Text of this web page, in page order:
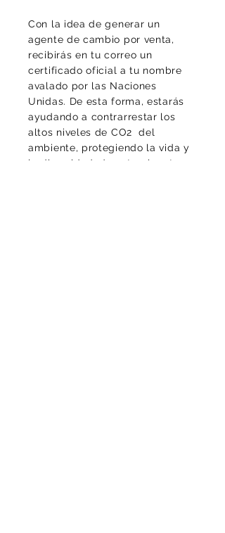
Con la idea de generar un
agente de cambio por venta,
recibirás en tu correo un
certificado oficial a tu nombre
avalado por las Naciones
Unidas. De esta forma, estarás
ayudando a contrarrestar los
altos niveles de CO2 del
ambiente, protegiendo la vida y
la diversidad, de este planeta